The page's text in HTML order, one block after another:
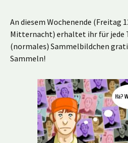
An diesem Wochenende (Freitag
Mitternacht) erhaltet ihr für jede
(normales) Sammelbildchen
Sammeln!